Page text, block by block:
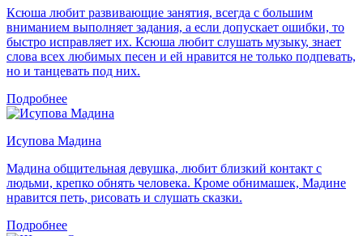
Ксюша любит развивающие занятия, всегда с большим
вниманием выполняет задания, а если допускает ошибки, то
быстро исправляет их. Ксюша любит слушать музыку, знает
слова всех любимых песен и ей нравится не только подпевать,
но и танцевать под них.
Подробнее
Исупова Мадина
Мадина общительная девушка, любит близкий контакт с
людьми, крепко обнять человека. Кроме обнимашек, Мадине
нравится петь, рисовать и слушать сказки.
Подробнее